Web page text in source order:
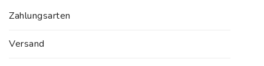
Zahlungsarten
Versand